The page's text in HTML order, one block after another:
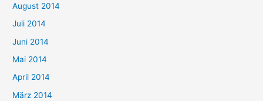
August 2014
Juli 2014
Juni 2014
Mai 2014
April 2014
März 2014